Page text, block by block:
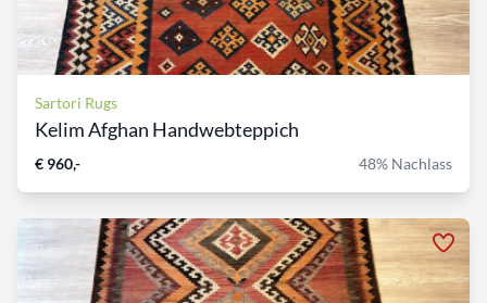
Sartori Rugs
Kelim Afghan Handwebteppich
€ 960,- 48% Nachlass